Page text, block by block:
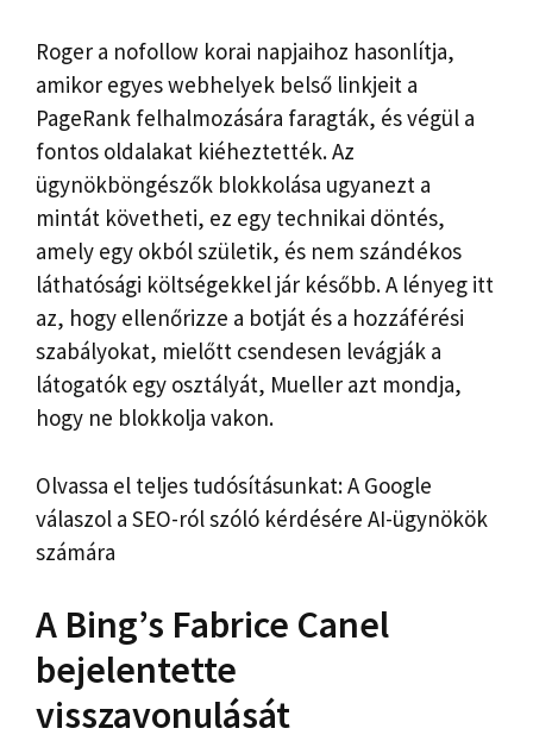
Roger a nofollow korai napjaihoz hasonlítja,
amikor egyes webhelyek belső linkjeit a
PageRank felhalmozására faragták, és végül a
fontos oldalakat kiéheztették. Az
ügynökböngészők blokkolása ugyanezt a
mintát követheti, ez egy technikai döntés,
amely egy okból születik, és nem szándékos
láthatósági költségekkel jár később. A lényeg itt
az, hogy ellenőrizze a botját és a hozzáférési
szabályokat, mielőtt csendesen levágják a
látogatók egy osztályát, Mueller azt mondja,
hogy ne blokkolja vakon.
Olvassa el teljes tudósításunkat: A Google
válaszol a SEO-ról szóló kérdésére AI-ügynökök
számára
A Bing’s Fabrice Canel
bejelentette
visszavonulását